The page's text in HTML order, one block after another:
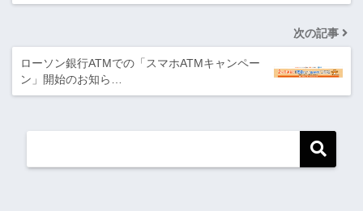
次の記事
ローソン銀行ATMでの「スマホATMキャンペー
ン」開始のお知ら…